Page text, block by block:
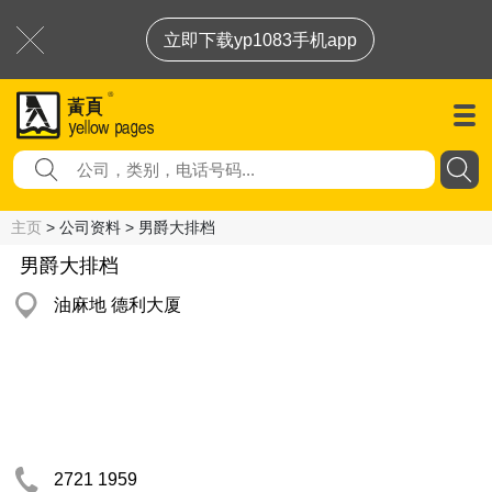
立即下载yp1083手机app
主页 > 公司资料 > 男爵大排档
男爵大排档
油麻地 德利大厦
2721 1959